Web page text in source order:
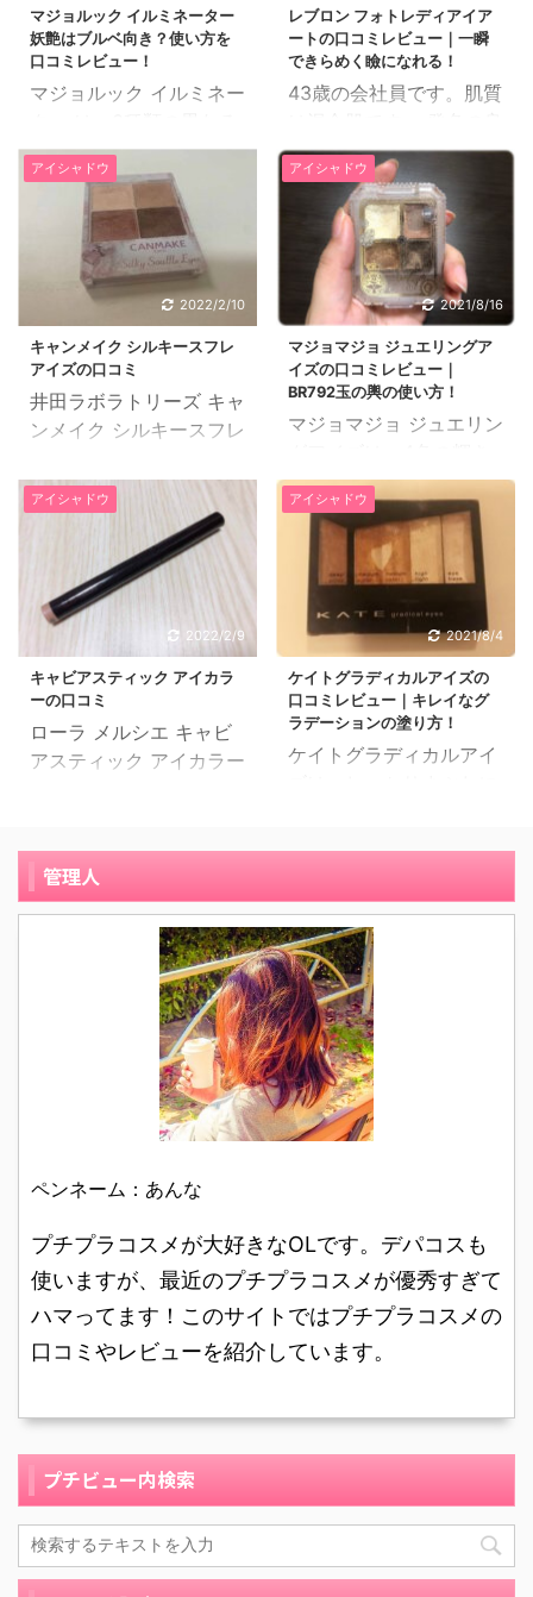
マジョルック イルミネーター
妖艶はブルベ向き？使い方を
口コミレビュー！
マジョルック イルミネー
質感のパウダーが映える
ようにクリームベースが
セットされたアイシャド
ウです。 今日口コミレビ
ューを紹介するマジョル
ック イルミネーター 妖
艶は、ブルベさん向きな
カラーパレッドです。
39歳の専業主婦です。肌
質は敏感肌です。 私がマ
ジョルック イルミネータ
かけは、アイシャドウは
いくつ持っていても新し
い色が欲しくなります。
そんな中、ベージュ・ブ
ラウン系でキラキラした
ものが欲しいなと思って
いて、スーパーやドラッ
グストアで探索して見つ
けたのが ...
レブロン フォトレディアイア
ートの口コミレビュー｜一瞬
できらめく瞼になれる！
43歳の会社員です。肌質
いアイシャドウを探して
ドラッグストアでいろい
ろな商品を探していると
きに、ドラッグストア店
頭で、レブロン フォトレ
ディアイアートという商
品を見つけました。 その
ときは、ゴールドに近い
黄色を探していたのです
が、これは、ほぼイメー
ジ通りの色です。 私は肌
イエローだと、どうして
も色が綺麗に乗らず、ち
ょっと気に入らないこと
が多いのですが、こちら
の商品は肌に載せてもと
ても綺麗な色が出ます。
そのため、ひとめぼれに
近いような形で購入しま
した。ほかにも ...
アイシャドウ
2022/2/10
キャンメイク シルキースフレ
アイズの口コミ
井田ラボラトリーズ キャ
ンメイク シルキースフレ
使ってみた感想をご紹介
したいと思います。 キャ
ンメイク シルキースフレ
アイズの口コミ 1 19歳、
大学生 普段オレンジやブ
ラウン系の色味のアイシ
ャドウしか使ってこなか
ったので、たまにはピン
ク系の色味のアイシャド
ウにも挑戦してみたいと
思い、プチプラで比較的
ところ、こちらに出会い
ました。 使いやすいシン
プルなパッケージ キャン
メイク シルキースフレア
イズは、使いやすいシン
プルなパッケージです。
アイシャドウ
2021/8/16
マジョマジョ ジュエリングア
イズの口コミレビュー｜
BR792玉の輿の使い方！
マジョマジョ ジュエリン
が異なるグラデーション
でまぶたに宝石を散りば
めたようにキレイな目元
を演出できるアイシャド
ウです。 今日使い方の口
コミレビューを紹介する
のは、マジョマジョ ジュ
エリングアイズ玉の輿で
す。 24歳のアルバイト
です。肌質はオイリー肌
です。 マジョマジョ ジ
歳が離れた姉からの勧め
まり高い化粧品が買えな
い学生の頃だったので、
手が出しやすい値段と入
手しやすい商品を探して
いました。 プチプラで薬
局で購入できる ...
アイシャドウ
2022/2/9
キャビアスティック アイカラ
ーの口コミ
ローラ メルシエ キャビ
アスティック アイカラー
と思います。 31歳、自
営業、普通肌 Twitterで
インフルエンサーがツイ
ートしているのを見て興
味を持ちました。 当時は
ツイート効果もあり通販
では欠品中になっていま
したが、数週間後に在庫
が復活。 丁度涙袋用のア
イシャドウが買い替えの
時期だったので、Twitter
ーズゴールドを購入しま
ザイン。下部はアイシャ
ドウの色味と同カラーに
なっています。 キャビア
スティック アイ ...
アイシャドウ
2021/8/4
ケイトグラディカルアイズの
口コミレビュー｜キレイなグ
ラデーションの塗り方！
ケイトグラディカルアイ
す。 塗り方も簡単なのに
綺麗なグラデーションが
作れる、ケイトグラディ
カルアイズを口コミレビ
ューしました。 25歳の
主婦です。肌質は敏感肌
です。 アイシャドウが欲
しくて、近所の薬局へ行
ってみると化粧品でもた
んなものを使っているの
かわからず、どれがおす
すめなのか全くわかりま
せんでした。 また、アイ
シャドウの色もたくさん
管理人
ペンネーム：あんな
プチプラコスメが大好きなOLです。デパコスも
使いますが、最近のプチプラコスメが優秀すぎて
ハマってます！このサイトではプチプラコスメの
口コミやレビューを紹介しています。
プチビュー内検索